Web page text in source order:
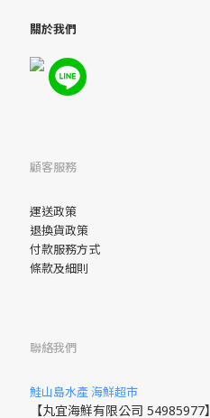
關於我們
顧客服務
運送政策
退換貨政策
付款服務方式
條款及細則
聯絡我們
鮭山島水產 海鮮超市
【丸宜海鮮有限公司 54985977】